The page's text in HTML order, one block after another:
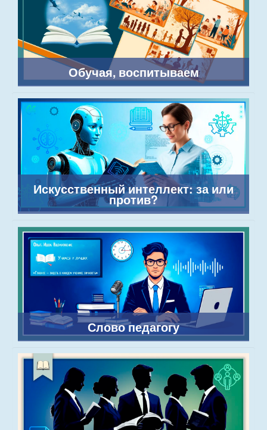
Обучая, воспитываем
Искусственный интеллект: за или
против?
Слово педагогу